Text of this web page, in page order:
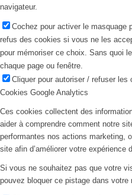
navigateur.
Cochez pour activer le masquage
refus des cookies si vous ne les
pour mémoriser ce choix. Sans quoi
chaque page ou fenêtre.
Cliquer pour autoriser / refuser
Cookies Google Analytics
Ces cookies collectent des
aider à comprendre comment notre
performantes nos actions marketing,
site afin d’améliorer votre expérience
Si vous ne souhaitez pas que votre
pouvez bloquer ce pistage dans votre